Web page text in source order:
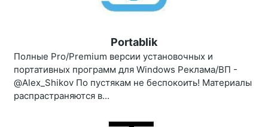
Portablik
Полные Pro/Premium версии установочных и
портативных программ для Windows Реклама/ВП -
@Alex_Shikov По пустякам не беспокоить! Материалы
распрастраняются в...